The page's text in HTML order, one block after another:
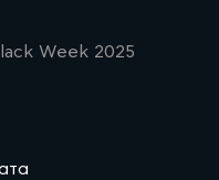
Week 2025